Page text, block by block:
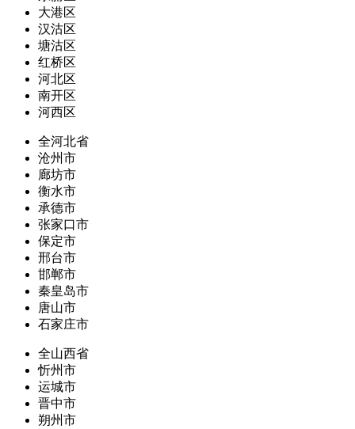
大港区
汉沽区
塘沽区
红桥区
河北区
南开区
河西区
全河北省
沧州市
廊坊市
衡水市
承德市
张家口市
保定市
邢台市
邯郸市
秦皇岛市
唐山市
石家庄市
全山西省
忻州市
运城市
晋中市
朔州市